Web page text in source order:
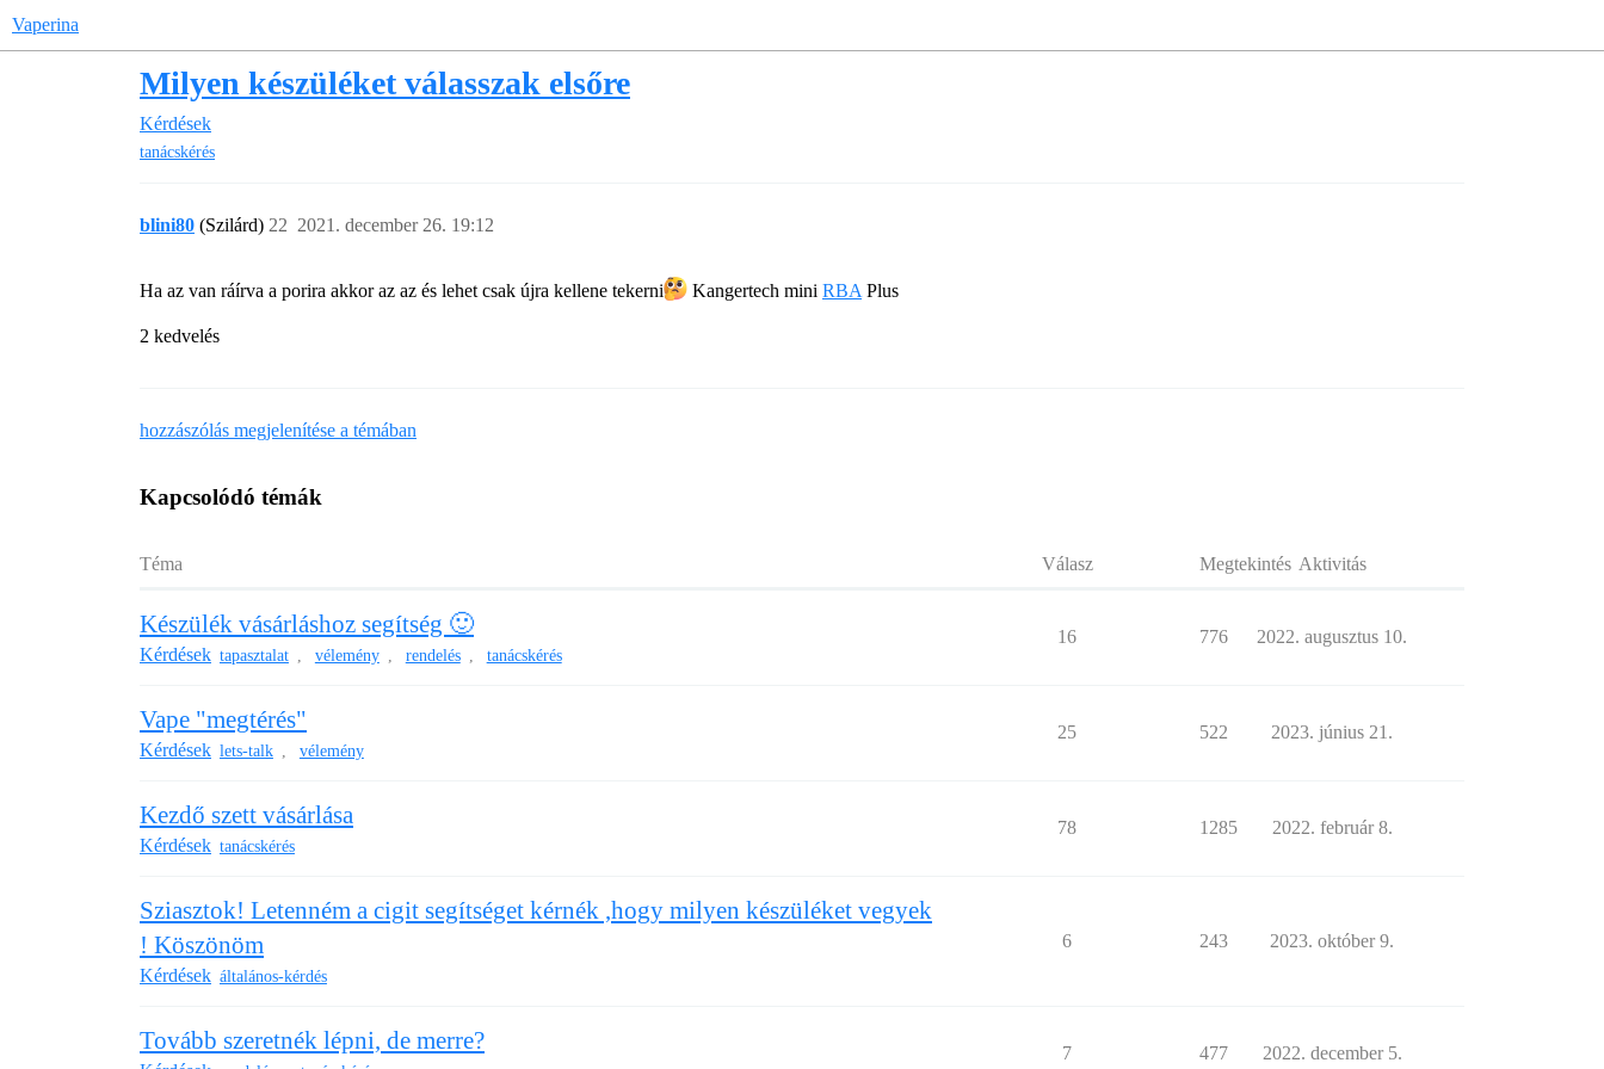
Vaperina
Milyen készüléket válasszak elsőre
Kérdések
tanácskérés
blini80 (Szilárd) 2021. december 26. 19:12
22
Ha az van ráírva a porira akkor az az és lehet csak újra kellene tekerni​ Kangertech mini RBA Plus
2 kedvelés
hozzászólás megjelenítése a témában
Kapcsolódó témák
Téma Válasz Megtekintés Aktivitás
Készülék vásárláshoz segítség 🙂
Kérdések tapasztalat , vélemény , rendelés , tanácskérés
16 776 2022. augusztus 10.
Vape "megtérés"
Kérdések lets-talk , vélemény
25 522 2023. június 21.
Kezdő szett vásárlása
Kérdések tanácskérés
78 1285 2022. február 8.
Sziasztok! Letenném a cigit segítséget kérnék ,hogy milyen készüléket vegyek
! Köszönöm
Kérdések általános-kérdés
6 243 2023. október 9.
Tovább szeretnék lépni, de merre? 7 477 2022. december 5.